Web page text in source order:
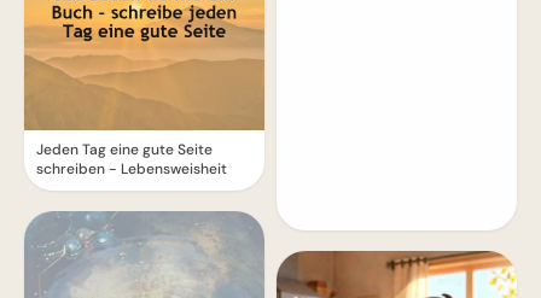
Jeden Tag eine gute Seite
schreiben - Lebensweisheit